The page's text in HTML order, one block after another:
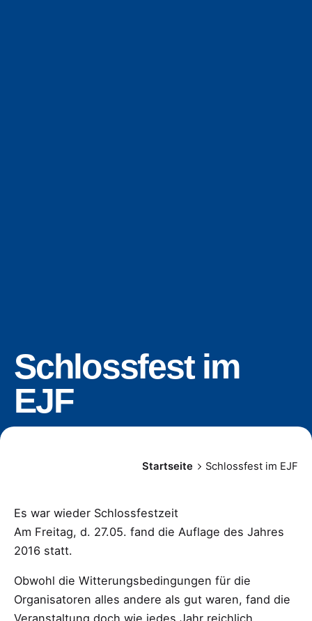
Schlossfest im
EJF
Startseite Schlossfest im EJF
Es war wieder Schlossfestzeit
Am Freitag, d. 27.05. fand die Auflage des Jahres
2016 statt.
Obwohl die Witterungsbedingungen für die
Organisatoren alles andere als gut waren, fand die
Veranstaltung doch wie jedes Jahr reichlich